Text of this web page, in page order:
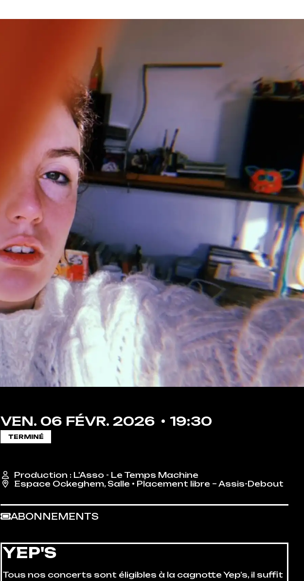
VEN. 06 FÉVR. 2026 19:30
TERMINÉ
Production : L'Asso - Le Temps Machine
Espace Ockeghem, Salle • Placement libre – Assis-Debout
ABONNEMENTS
YEP'S
Tous nos concerts sont éligibles à la cagnotte Yep’s, il suffit